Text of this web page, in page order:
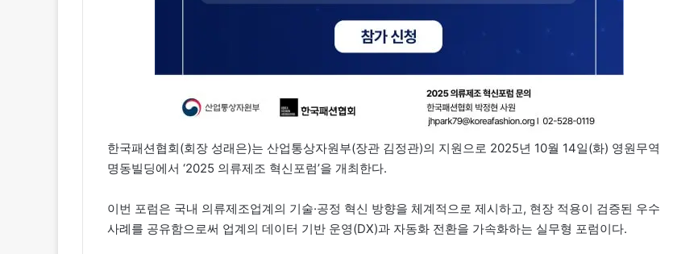
한국패션협회(회장 성래은)는 산업통상자원부(장관 김정관)의 지원으로 2025년 10월 14일(화) 영원무역
명동빌딩에서 ‘2025 의류제조 혁신포럼’을 개최한다.
이번 포럼은 국내 의류제조업계의 기술·공정 혁신 방향을 체계적으로 제시하고, 현장 적용이 검증된 우수
사례를 공유함으로써 업계의 데이터 기반 운영(DX)과 자동화 전환을 가속화하는 실무형 포럼이다.